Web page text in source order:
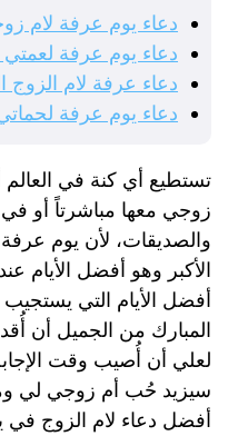
دعاء يوم عرفة لام
دعاء يوم عرفة
دعاء عرفة لام الزوج
دعاء يوم عرفة
تستطيع أي كنة في
زوجي معها مباشرتاً أو
والصديقات، لأن يوم
الأكبر وهو أفضل الأيام
أفضل الأيام التي يستجيب
المبارك من الجميل أن
لعلي أن أُصيب وقت
سيزيد حُب أم زوجي لي
أفضل دعاء لام الزوج في